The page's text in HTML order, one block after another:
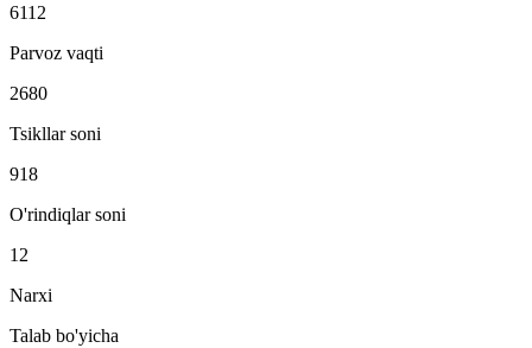
6112
Parvoz vaqti
2680
Tsikllar soni
918
O'rindiqlar soni
12
Narxi
Talab bo'yicha